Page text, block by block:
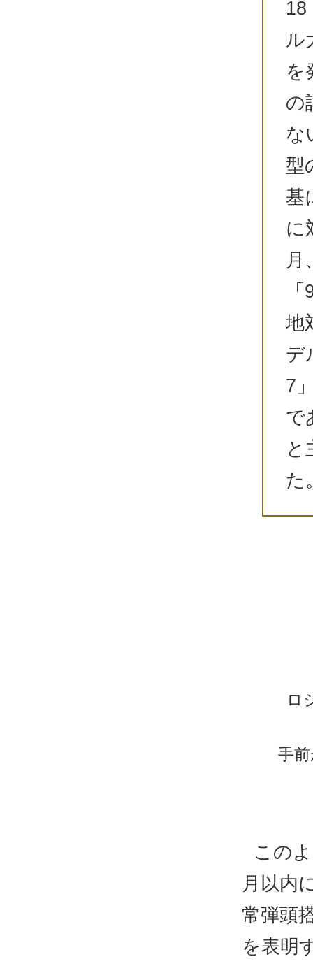
18
ル
を
の
な
型
基
に
月
地
デ
7
で
と
た
ロ
手
この
月以内
常弾頭
を表明